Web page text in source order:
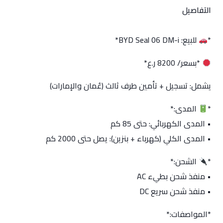
التفاصيل
*
للبيع: BYD Seal 06 DM-i*
*بسعر/ 8200 ر.ع*
يشمل: تسجيل + تأمين طرف ثالث (عُمان والإمارات)
*
المدى:*
• المدى الكهربائي: حتى 85 كم
• المدى الكلي (كهرباء + بنزين): يصل حتى 2000 كم
*
الشحن:*
• منفذ شحن بطيء AC
• منفذ شحن سريع DC
*المواصفات:*